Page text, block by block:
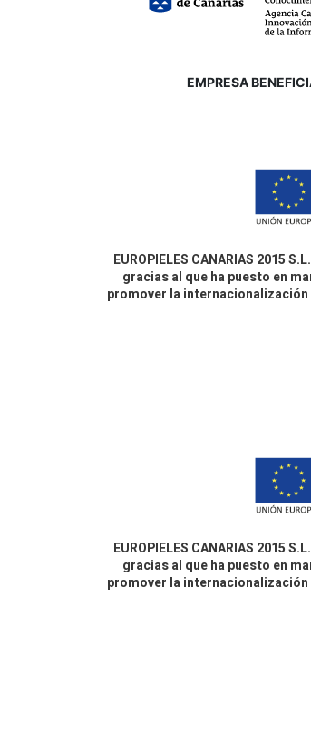
EMPRESA
EUROPIELES CANARIAS
gracias al que ha puesto en
promover la internacionalización
EUROPIELES CANARIAS
gracias al que ha puesto en
promover la internacionalización